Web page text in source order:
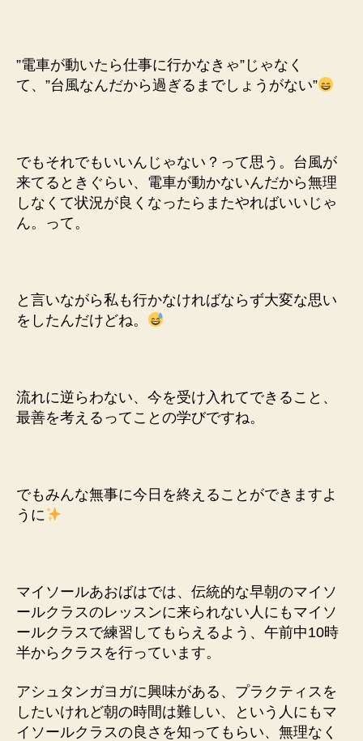
”電車が動いたら仕事に行かなきゃ”じゃなく
て、”台風なんだから過ぎるまでしょうがない”
でもそれでもいいんじゃない？って思う。台風が
来てるときぐらい、電車が動かないんだから無理
しなくて状況が良くなったらまたやればいいじゃ
ん。って。
と言いながら私も行かなければならず大変な思い
をしたんだけどね。
流れに逆らわない、今を受け入れてできること、
最善を考えるってことの学びですね。
でもみんな無事に今日を終えることができますよ
うに
マイソールあおばはでは、伝統的な早朝のマイソ
ールクラスのレッスンに来られない人にもマイソ
ールクラスで練習してもらえるよう、午前中10時
半からクラスを行っています。
アシュタンガヨガに興味がある、プラクティスを
したいけれど朝の時間は難しい、という人にもマ
イソールクラスの良さを知ってもらい、無理なく